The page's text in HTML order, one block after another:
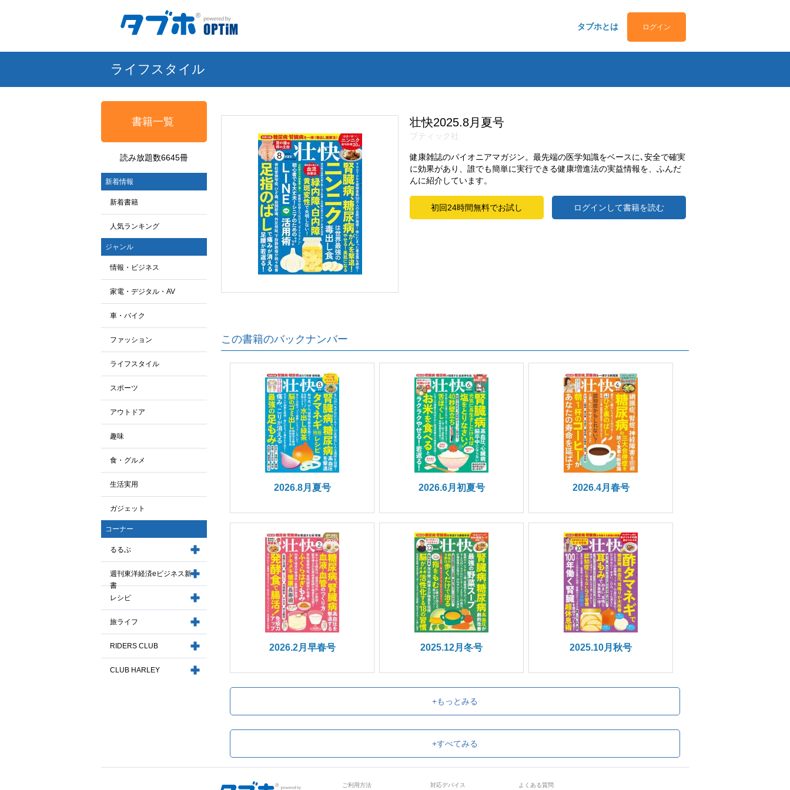
タブホとは ログイン
ライフスタイル
書籍一覧
読み放題数6645冊
新着情報
新着書籍
人気ランキング
ジャンル
情報・ビジネス
家電・デジタル・AV
車・バイク
ファッション
ライフスタイル
スポーツ
アウトドア
趣味
食・グルメ
生活実用
ガジェット
コーナー
るるぶ
週刊東洋経済eビジネス新
書
レシピ
旅ライフ
RIDERS CLUB
CLUB HARLEY
壮快2025.8月夏号
ブティック社
健康雑誌のパイオニアマガジン。最先端の医学知識をベースに､安全で確実
に効果があり、誰でも簡単に実行できる健康増進法の実益情報を、ふんだ
んに紹介しています。
初回24時間無料でお試し ログインして書籍を読む
この書籍のバックナンバー
2026.8月夏号 2026.6月初夏号 2026.4月春号
2026.2月早春号 2025.12月冬号 2025.10月秋号
+もっとみる
+すべてみる
ご利用方法 対応デバイス よくある質問